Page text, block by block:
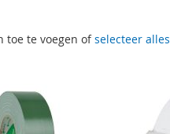
toe te voegen ofselecteer alles